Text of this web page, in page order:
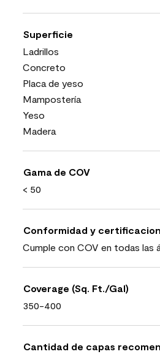
Superficie
Ladrillos
Concreto
Placa de yeso
Mampostería
Yeso
Madera
Gama de COV
< 50
Conformidad y
Cumple con COV en todas las
Coverage (Sq. Ft./Gal)
350-400
Cantidad de capas